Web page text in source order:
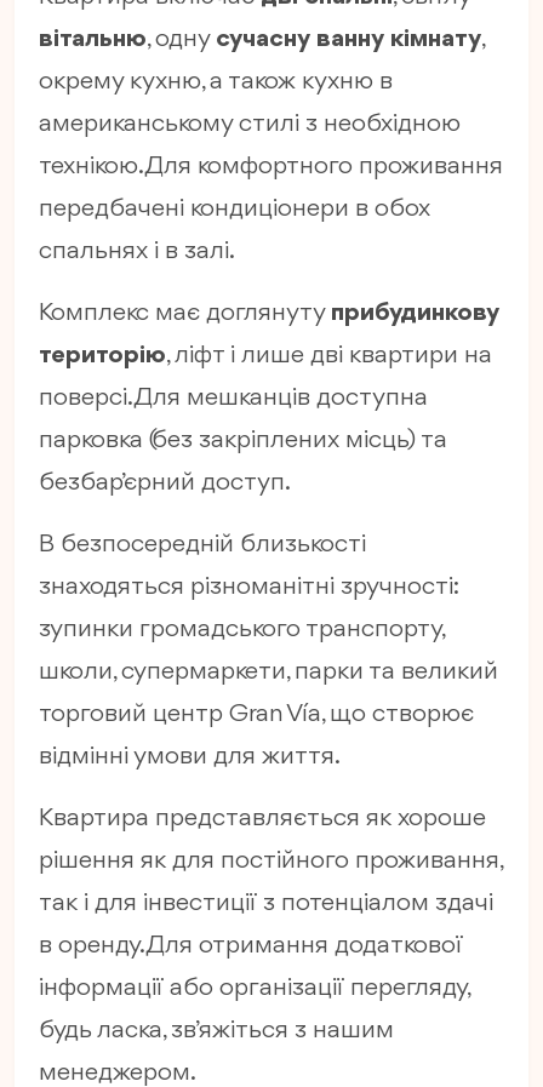
вітальню, одну сучасну ванну кімнату,
окрему кухню, а також кухню в
американському стилі з необхідною
технікою. Для комфортного проживання
передбачені кондиціонери в обох
спальнях і в залі.
Комплекс має доглянуту прибудинкову
територію, ліфт і лише дві квартири на
поверсі. Для мешканців доступна
парковка (без закріплених місць) та
безбар’єрний доступ.
В безпосередній близькості
знаходяться різноманітні зручності:
зупинки громадського транспорту,
школи, супермаркети, парки та великий
торговий центр Gran Vía, що створює
відмінні умови для життя.
Квартира представляється як хороше
рішення як для постійного проживання,
так і для інвестиції з потенціалом здачі
в оренду. Для отримання додаткової
інформації або організації перегляду,
будь ласка, зв’яжіться з нашим
менеджером.